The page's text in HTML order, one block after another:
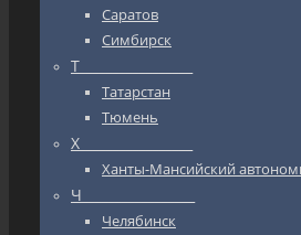
Саратов
Симбирск
Т_________________
Татарстан
Тюмень
Х_________________
Ханты-Мансийский
Ч_________________
Челябинск